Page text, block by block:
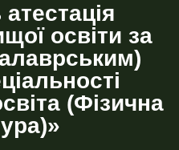
освіти за
(Фізична